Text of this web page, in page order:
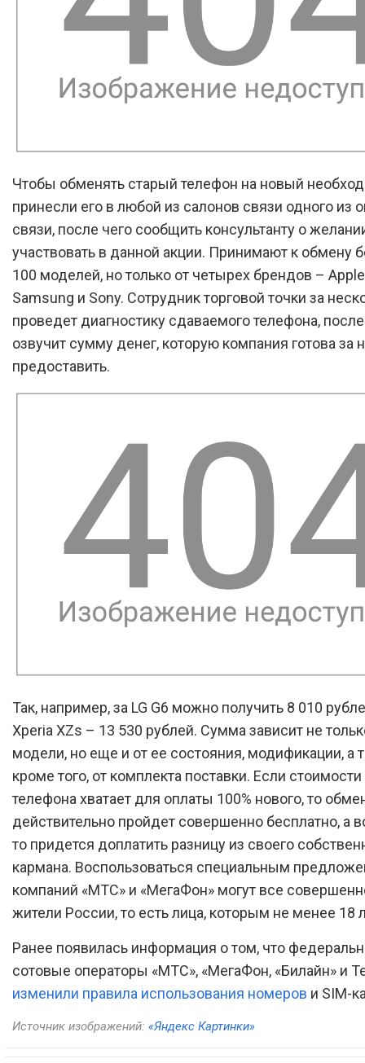
Чтобы обменять старый телефон на новый
принесли его в любой из салонов связи одного из
связи, после чего сообщить консультанту о
участвовать в данной акции. Принимают к обмену
100 моделей, но только от четырех брендов –
Samsung и Sony. Сотрудник торговой точки за
проведет диагностику сдаваемого телефона,
озвучит сумму денег, которую компания готова за
предоставить.
Так, например, за LG G6 можно получить 8 010
Xperia XZs – 13 530 рублей. Сумма зависит не
модели, но еще и от ее состояния, модификации, а
кроме того, от комплекта поставки. Если стоимости
телефона хватает для оплаты 100% нового, то
действительно пройдет совершенно бесплатно, а
то придется доплатить разницу из своего
кармана. Воспользоваться специальным
компаний «МТС» и «МегаФон» могут все
жители России, то есть лица, которым не менее 18
Ранее появилась информация о том, что
сотовые операторы «МТС», «МегаФон, «Билайн» и
изменили правила использования номеров и SIM-
Источник изображений: «Яндекс Картинки»